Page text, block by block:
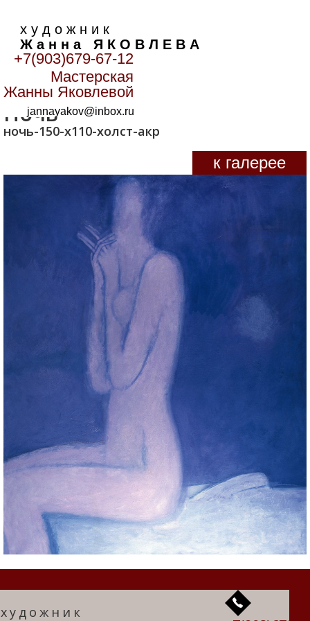
х у д о ж н и к
Ж а н н а Я К О В Л Е В А
+7(903)679-67-12
Мастерская
Жанны Яковлевой
jannayakov@inbox.ru
Главная>Образы>Ночь
Ночь
ночь-150-х110-холст-акр
к галерее
художник